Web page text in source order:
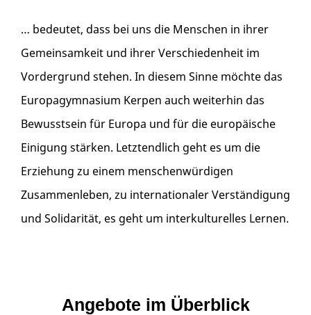
… bedeutet, dass bei uns die Menschen in ihrer
Gemeinsamkeit und ihrer Verschiedenheit im
Vordergrund stehen. In diesem Sinne möchte das
Europagymnasium Kerpen auch weiterhin das
Bewusstsein für Europa und für die europäische
Einigung stärken. Letztendlich geht es um die
Erziehung zu einem menschenwürdigen
Zusammenleben, zu internationaler Verständigung
und Solidarität, es geht um interkulturelles Lernen.
Angebote im Überblick